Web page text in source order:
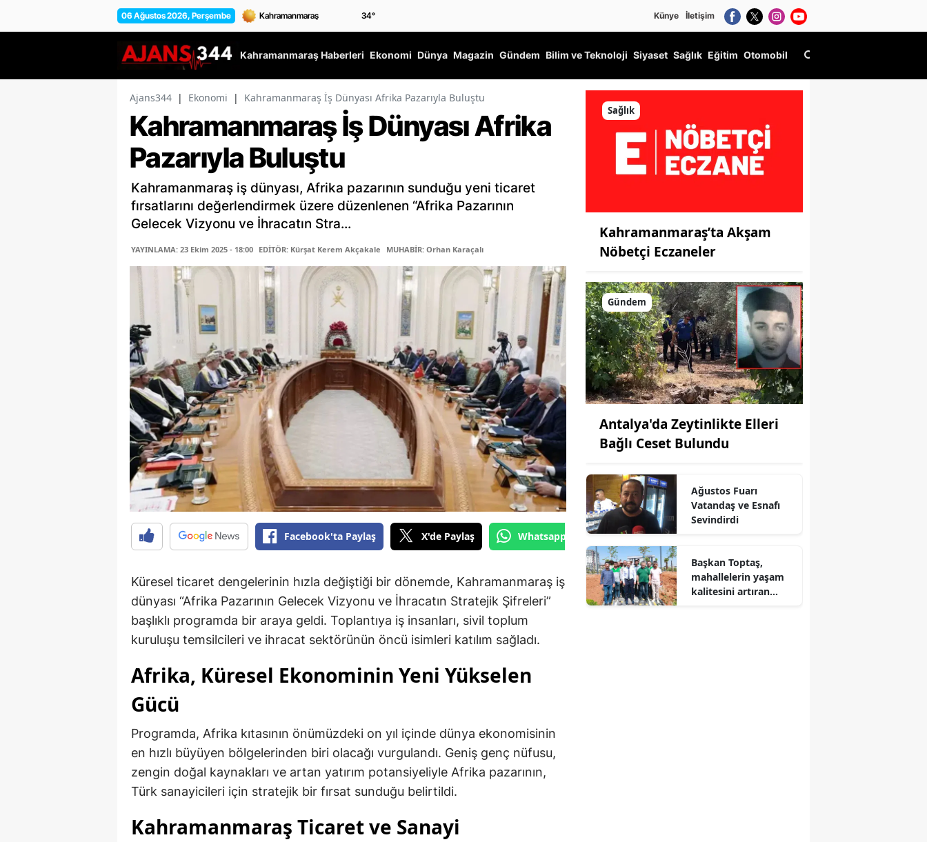
06 Ağustos 2026, Perşembe 34° Künye İletişim
Kahramanmaraş Haberleri Ekonomi Dünya Magazin Gündem Bilim ve Teknoloji Siyaset Sağlık Eğitim Otomobil
Ajans344 | Ekonomi | Kahramanmaraş İş Dünyası Afrika Pazarıyla Buluştu
Kahramanmaraş İş Dünyası Afrika
Pazarıyla Buluştu
Kahramanmaraş iş dünyası, Afrika pazarının sunduğu yeni ticaret
fırsatlarını değerlendirmek üzere düzenlenen “Afrika Pazarının
Gelecek Vizyonu ve İhracatın Stra...
YAYINLAMA: 23 Ekim 2025 - 18:00 EDİTÖR: Kürşat Kerem Akçakale MUHABİR: Orhan Karaçalı
Facebook'ta Paylaş X'de Paylaş Whatsapp'tan Gönder
Küresel ticaret dengelerinin hızla değiştiği bir dönemde, Kahramanmaraş iş
dünyası “Afrika Pazarının Gelecek Vizyonu ve İhracatın Stratejik Şifreleri”
başlıklı programda bir araya geldi. Toplantıya iş insanları, sivil toplum
kuruluşu temsilcileri ve ihracat sektörünün öncü isimleri katılım sağladı.
Afrika, Küresel Ekonominin Yeni Yükselen
Gücü
Programda, Afrika kıtasının önümüzdeki on yıl içinde dünya ekonomisinin
en hızlı büyüyen bölgelerinden biri olacağı vurgulandı. Geniş genç nüfusu,
zengin doğal kaynakları ve artan yatırım potansiyeliyle Afrika pazarının,
Türk sanayicileri için stratejik bir fırsat sunduğu belirtildi.
Kahramanmaraş Ticaret ve Sanayi
Sağlık
Kahramanmaraş’ta Akşam
Nöbetçi Eczaneler
Gündem
Antalya'da Zeytinlikte Elleri
Bağlı Ceset Bulundu
Ağustos Fuarı
Vatandaş ve Esnafı
Sevindirdi
Başkan Toptaş,
mahallelerin yaşam
kalitesini artıran